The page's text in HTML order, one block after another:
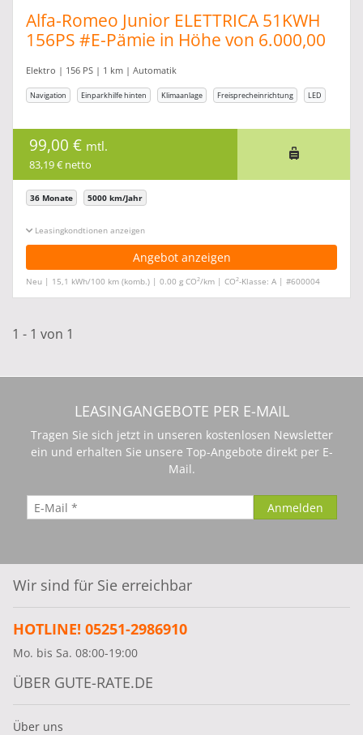
Alfa-Romeo Junior ELETTRICA 51KWH
156PS #E-Pämie in Höhe von 6.000,00
Elektro | 156 PS | 1 km | Automatik
Navigation Einparkhilfe hinten Klimaanlage Freisprecheinrichtung LED
99,00 € mtl.
83,19 € netto
36 Monate 5000 km/Jahr
Leasingkonditionen ein-/ausblenden
Angebot anzeigen
Neu | 15,1 kWh/100 km (komb.) | 0.00 g CO2/km | CO2-Klasse: A | #600004
1 - 1 von 1
LEASINGANGEBOTE PER E-MAIL
Tragen Sie sich jetzt in unseren kostenlosen Newsletter
ein und erhalten Sie unsere Top-Angebote direkt per E-
Mail.
Wir sind für Sie erreichbar
HOTLINE! 05251-2986910
Mo. bis Sa. 08:00-19:00
ÜBER GUTE-RATE.DE
Über uns